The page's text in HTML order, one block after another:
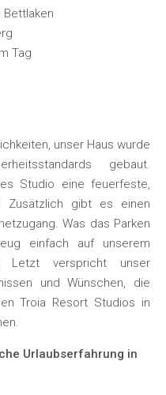
Tag
unser Haus wurde
gebaut.
Studio eine feuerfeste,
Zusätzlich gibt es einen
Was das Parken
einfach auf unserem
Letzt verspricht unser
und Wünschen, die
Troia Resort Studios in
Urlaubserfahrung in